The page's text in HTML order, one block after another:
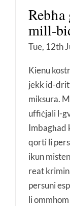
mill-
Tue, 12th
Kienu
jekk id-
miksura.
uffiċjali l-
Imbagħad
qorti li
ikun
reat
persuni
li ommhom